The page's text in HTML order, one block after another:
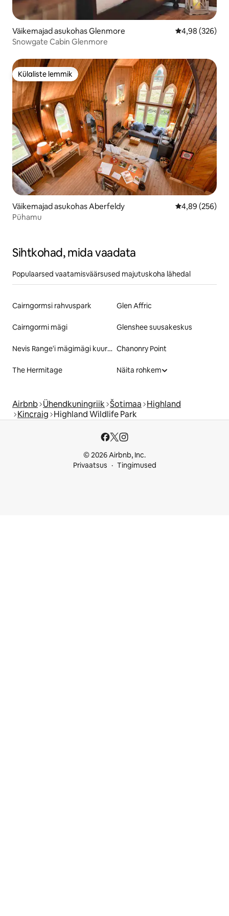
Väikemajad asukohas Glenmore Keskmine
4,98 (326)
Snowgate Cabin Glenmore
Külaliste lemmik
Külaliste lemmik
Väikemajad asukohas Aberfeldy Keskmine
4,89 (256)
Pühamu
Sihtkohad, mida vaadata
Populaarsed vaatamisväärsused majutuskoha lähedal
Cairngormsi rahvuspark Glen Affric
Cairngormi mägi Glenshee suusakeskus
Nevis Range'i mägimägi kuurort Chanonry Point
The Hermitage Näita rohkem
Airbnb Ühendkuningriik Šotimaa Highland
Kincraig Highland Wildlife Park
© 2026 Airbnb, Inc.
Privaatsus
Tingimused